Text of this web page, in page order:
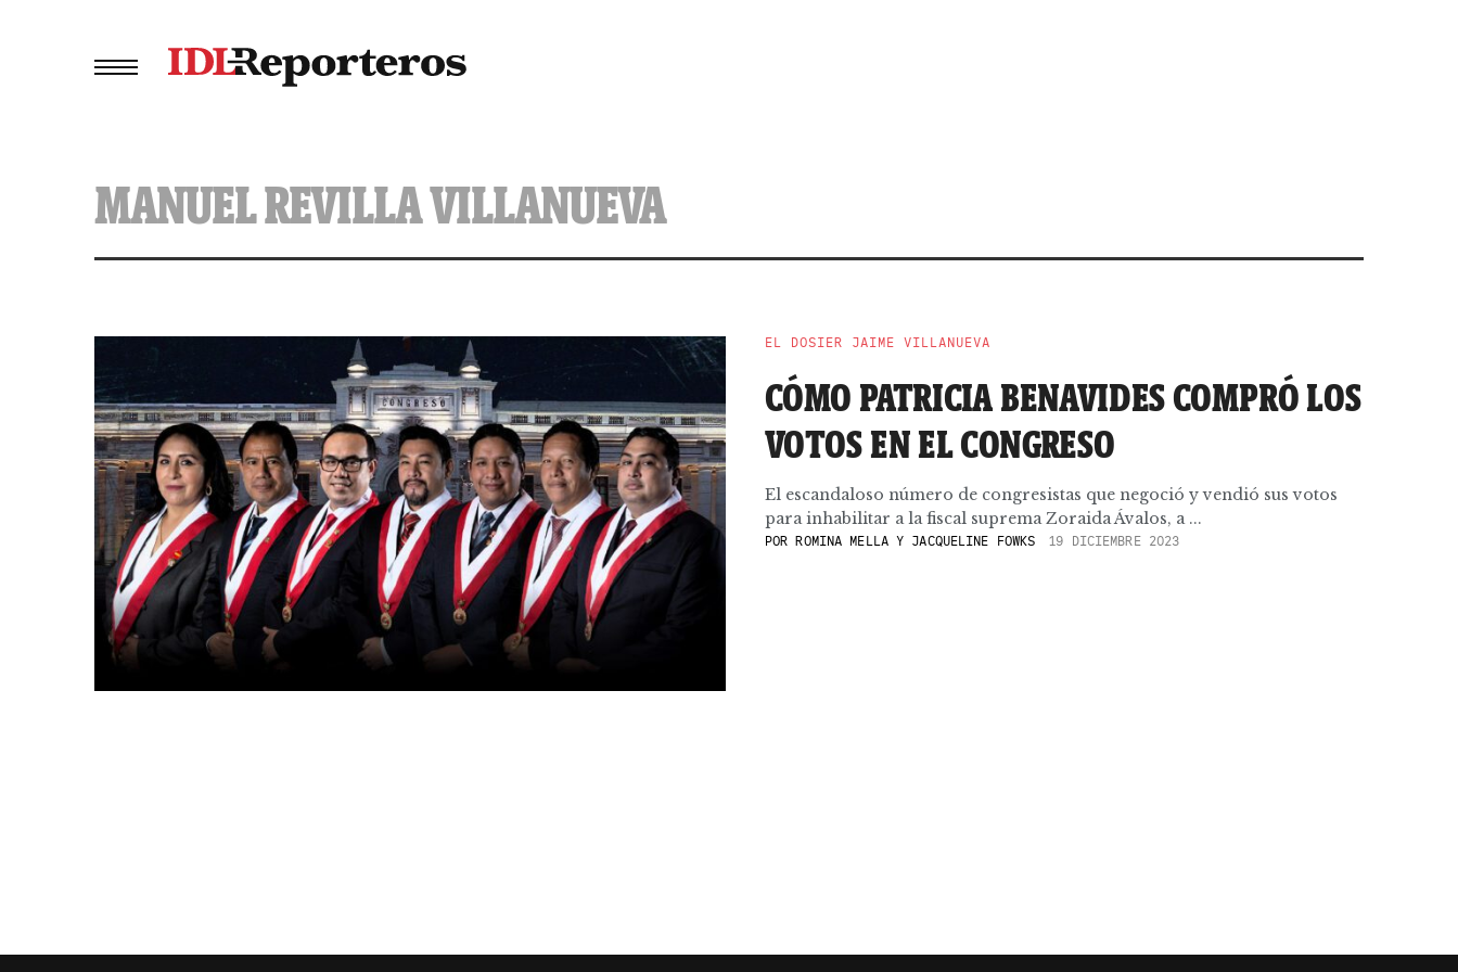
MANUEL REVILLA VILLANUEVA
EL DOSIER JAIME VILLANUEVA
CÓMO PATRICIA BENAVIDES COMPRÓ LOS
VOTOS EN EL CONGRESO
El escandaloso número de congresistas que negoció y vendió sus votos
para inhabilitar a la fiscal suprema Zoraida Ávalos, a ...
POR ROMINA MELLA Y JACQUELINE FOWKS 19 DICIEMBRE 2023